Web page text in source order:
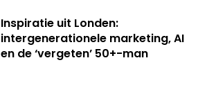
Inspiratie uit Londen:
intergenerationele marketing, AI
en de ‘vergeten’ 50+-man